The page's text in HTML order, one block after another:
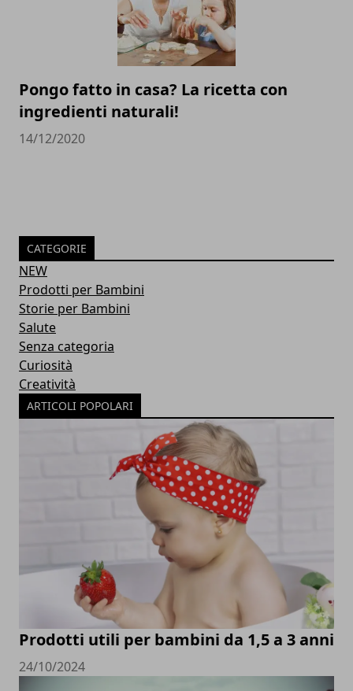
Pongo fatto in casa? La ricetta con
ingredienti naturali!
14/12/2020
CATEGORIE
NEW
Prodotti per Bambini
Storie per Bambini
Salute
Senza categoria
Curiosità
Creatività
ARTICOLI POPOLARI
Prodotti utili per bambini da 1,5 a 3 anni
24/10/2024